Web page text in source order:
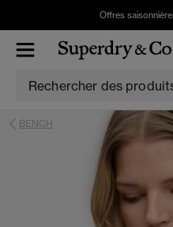
Offres
BENCH